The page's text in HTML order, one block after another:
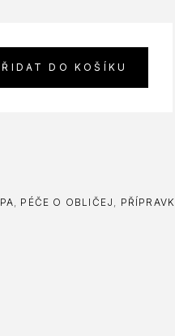
DO KOŠÍKU
PÉČE O OBLIČEJ